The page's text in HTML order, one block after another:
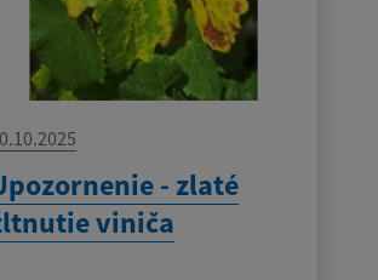
- zlaté
viniča